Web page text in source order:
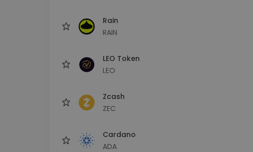
Rain
RAIN
LEO Token
LEO
Zcash
ZEC
Cardano
ADA